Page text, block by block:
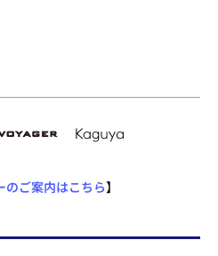
のご案内はこちら】